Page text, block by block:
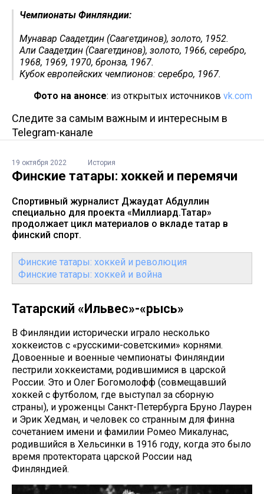
Чемпионаты Финляндии:
Мунавар Саадетдин (Саагетдинов), золото, 1952.
Али Саадетдин (Саагетдинов), золото, 1966, серебро,
1968, 1969, 1970, бронза, 1967.
Кубок европейских чемпионов: серебро, 1967.
Фото на анонсе: из открытых источников vk.com
Следите за самым важным и интересным в
Telegram-канале
19 октября 2022 История
Финские татары: хоккей и перемячи
Спортивный журналист Джаудат Абдуллин
специально для проекта «Миллиард.Татар»
продолжает цикл материалов о вкладе татар в
финский спорт.
Финские татары: хоккей и революция
Финские татары: хоккей и война
Татарский «Ильвес»-«рысь»
В Финляндии исторически играло несколько
хоккеистов с «русскими-советскими» корнями.
Довоенные и военные чемпионаты Финляндии
пестрили хоккеистами, родившимися в царской
России. Это и Олег Богомолофф (совмещавший
хоккей с футболом, где выступал за сборную
страны), и уроженцы Санкт-Петербурга Бруно Лаурен
и Эрик Хедман, и человек со странным для финна
сочетанием имени и фамилии Ромео Микалунас,
родившийся в Хельсинки в 1916 году, когда это было
время протектората царской России над
Финляндией.